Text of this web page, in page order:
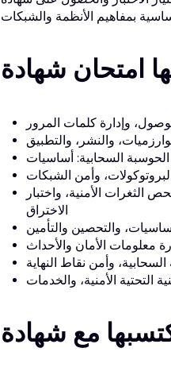
وإدارة كلمات المرور
والنشر، والتطبيق
وأمن الشبكات
الثغرات الأمنية، واختبار
الاختراق
والتحصين والتأمين
وأمن نقاط النهاية
التحتية الأمنية، والخدمات